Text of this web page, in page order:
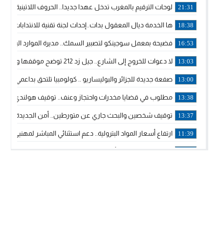
21:31 لوحات الترقيم بالمغرب تدخل عهدا جديدا.. الحروف اللاتينية
18:38 ها الخدمة ديال المعقول بدات..إحداث لجنة تقنية للانتدابات
16:53 فضيحة بمعمل سوجينكو لتصبير السمك.. مديرة الموارد
13:03 لا دعوات للخروج إلى الشارع.. جيل زد 212 توضح موقفها وتؤكد أن المنشورات المنسوبة إليها لا تمثل موقفها الرسمي.
13:00 صفعة جديدة للجزائر والبوليساريو .. كولومبيا تلتحق بداعمي
13:38 مطلوب في قضايا مخدرات واحتجاز وعنف.. توقيف هولندي
13:37 توقيف شخصين والبحث جاري عن متورطين.. أمن الجديدة يفك
11:39 ارتفاع أسعار المواد البترولية.. دعم استثنائي المباشر لمهنيي